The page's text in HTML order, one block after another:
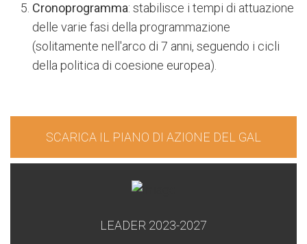
Cronoprogramma: stabilisce i tempi di attuazione
delle varie fasi della programmazione
(solitamente nell'arco di 7 anni, seguendo i cicli
della politica di coesione europea).
SCARICA IL PIANO DI AZIONE DEL GAL
LEADER 2023-2027